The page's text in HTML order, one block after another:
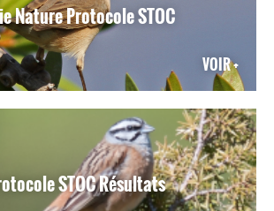
Nature Protocole STOC
VOIR +
STOC Résultats